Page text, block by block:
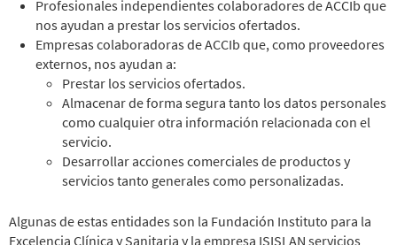
Profesionales independientes colaboradores de ACCIb que
nos ayudan a prestar los servicios ofertados.
Empresas colaboradoras de ACCIb que, como proveedores
externos, nos ayudan a:
Prestar los servicios ofertados.
Almacenar de forma segura tanto los datos personales
como cualquier otra información relacionada con el
servicio.
Desarrollar acciones comerciales de productos y
servicios tanto generales como personalizadas.
Algunas de estas entidades son la Fundación Instituto para la
Excelencia Clínica y Sanitaria y la empresa ISISLAN servicios